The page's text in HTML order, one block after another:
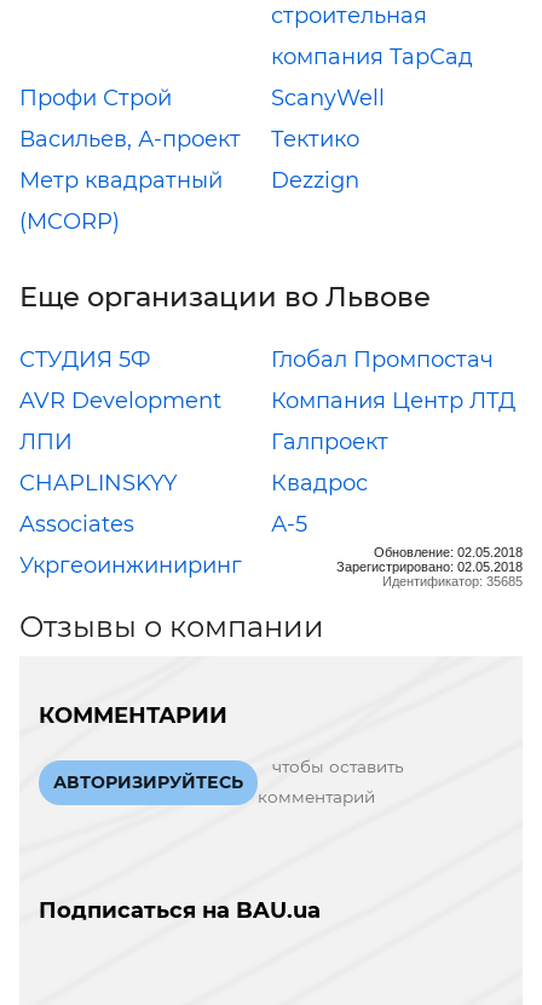
строительная
компания ТарСад
Профи Строй
ScanyWell
Васильев, А-проект
Тектико
Метр квадратный
(MCORP)
Dezzign
Еще организации во Львове
СТУДИЯ 5Ф
Глобал Промпостач
AVR Development
Компания Центр ЛТД
ЛПИ
Галпроект
CHAPLINSKYY
Associates
Квадрос
А-5
Укргеоинжиниринг
Обновление: 02.05.2018
Зарегистрировано: 02.05.2018
Идентификатор: 35685
Отзывы о компании
КОММЕНТАРИИ
АВТОРИЗИРУЙТЕСЬ
чтобы оставить
комментарий
Подписаться на BAU.ua